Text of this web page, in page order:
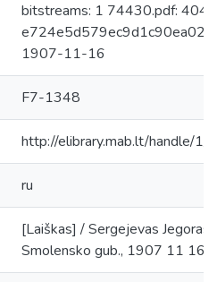
bitstreams: 1 74430.pdf:
1907-11-16
F7-1348
http://elibrary.mab.lt/handle/1/
ru
[Laiškas] / Sergejevas
Smolensko gub., 1907 11 16.